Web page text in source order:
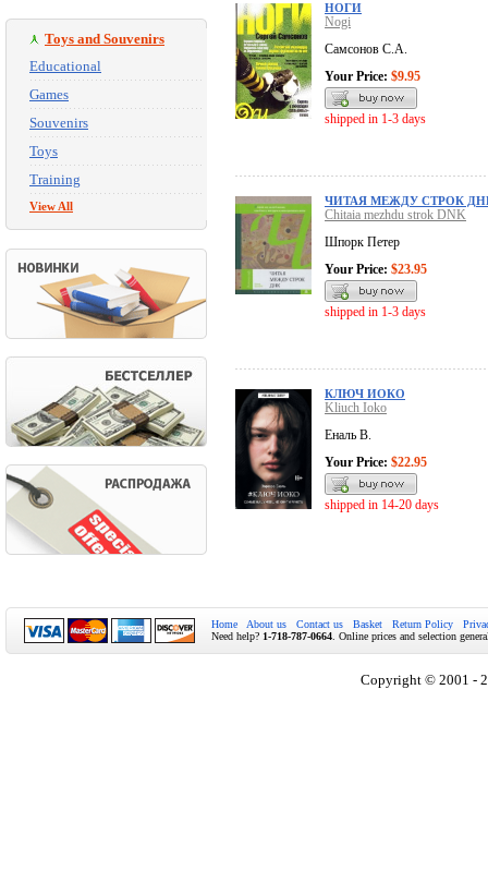
Toys and Souvenirs
Educational
Games
Souvenirs
Toys
Training
View All
НОГИ
Nogi
Самсонов С.А.
Your Price: $9.95
shipped in 1-3 days
ЧИТАЯ МЕЖДУ СТРОК
Chitaia mezhdu strok DNK
Шпорк Петер
Your Price: $23.95
shipped in 1-3 days
КЛЮЧ ИОКО
Kliuch Ioko
Еналь В.
Your Price: $22.95
shipped in 14-20 days
Home About us Contact us Basket Return Policy
Need help? 1-718-787-0664 . Online prices and selection
Copyright © 2001 -